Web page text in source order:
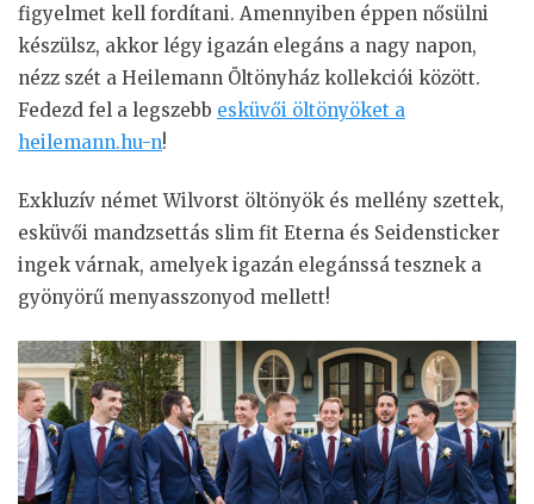
figyelmet kell fordítani. Amennyiben éppen nősülni
készülsz, akkor légy igazán elegáns a nagy napon,
nézz szét a Heilemann Öltönyház kollekciói között.
Fedezd fel a legszebb esküvői öltönyöket a
heilemann.hu-n!
Exkluzív német Wilvorst öltönyök és mellény szettek,
esküvői mandzsettás slim fit Eterna és Seidensticker
ingek várnak, amelyek igazán elegánssá tesznek a
gyönyörű menyasszonyod mellett!